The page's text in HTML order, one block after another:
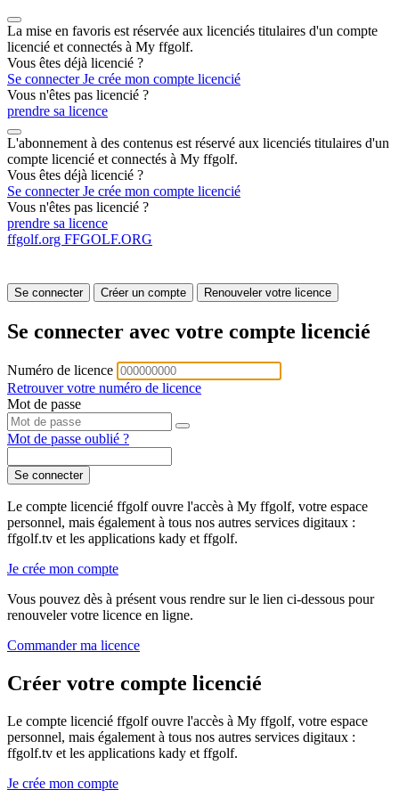
La mise en favoris est réservée aux licenciés titulaires d'un compte
licencié et connectés à My ffgolf.
Vous êtes déjà licencié ?
Se connecterJe crée mon compte licencié
Vous n'êtes pas licencié ?
prendre sa licence
L'abonnement à des contenus est réservé aux licenciés titulaires d'un
compte licencié et connectés à My ffgolf.
Vous êtes déjà licencié ?
Se connecterJe crée mon compte licencié
Vous n'êtes pas licencié ?
prendre sa licence
ffgolf.org FFGOLF.ORG
Se connecter Créer un compte Renouveler votre licence
Se connecter avec votre compte licencié
Numéro de licence
Retrouver votre numéro de licence
Mot de passe
Mot de passe oublié ?
Se connecter
Le compte licencié ffgolf ouvre l'accès à My ffgolf, votre espace
personnel, mais également à tous nos autres services digitaux :
ffgolf.tv et les applications kady et ffgolf.
Je crée mon compte
Vous pouvez dès à présent vous rendre sur le lien ci-dessous pour
renouveler votre licence en ligne.
Commander ma licence
Créer votre compte licencié
Le compte licencié ffgolf ouvre l'accès à My ffgolf, votre espace
personnel, mais également à tous nos autres services digitaux :
ffgolf.tv et les applications kady et ffgolf.
Je crée mon compte